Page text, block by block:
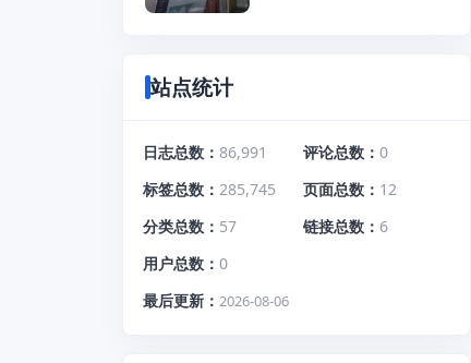
站点统计
日志总数 86,991 评论总数
0
标签总数
285,745 页面总数
12
分类总数
57 链接总数
6
用户总数
0
最后更新
2026-08-06